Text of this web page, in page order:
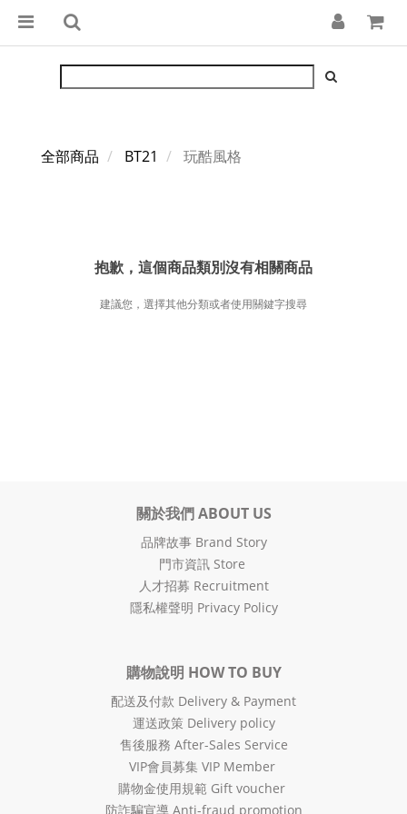
全部商品 BT21 玩酷風格
抱歉，這個商品類別沒有相關商品
建議您，選擇其他分類或者使用關鍵字搜尋
關於我們 ABOUT US
品牌故事 Brand Story
門市資訊 Store
人才招募 Recruitment
隱私權聲明 Privacy Policy
購物說明 HOW TO BUY
配送及付款 Delivery & Payment
運送政策 Delivery policy
售後服務 After-Sales Service
VIP會員募集 VIP Member
購物金使用規範 Gift voucher
防詐騙宣導 Anti-fraud promotion